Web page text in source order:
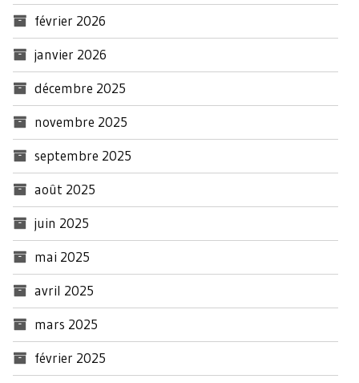
février 2026
janvier 2026
décembre 2025
novembre 2025
septembre 2025
août 2025
juin 2025
mai 2025
avril 2025
mars 2025
février 2025